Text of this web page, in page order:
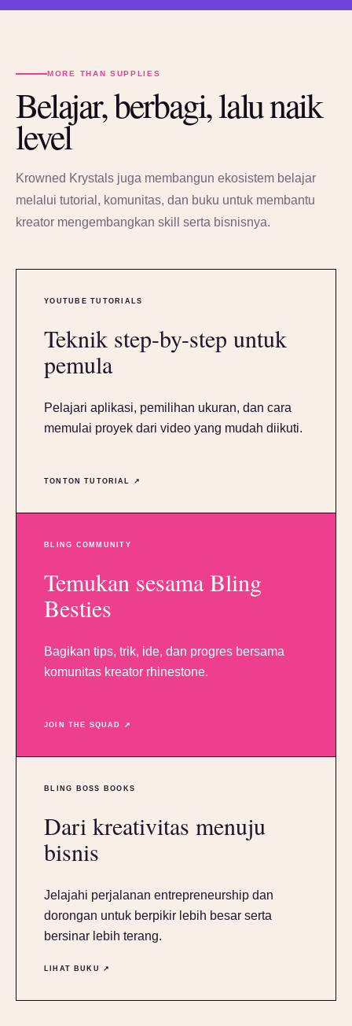
MORE THAN SUPPLIES
Belajar, berbagi, lalu naik
level
Krowned Krystals juga membangun ekosistem belajar
melalui tutorial, komunitas, dan buku untuk membantu
kreator mengembangkan skill serta bisnisnya.
YOUTUBE TUTORIALS
Teknik step-by-step untuk
pemula
Pelajari aplikasi, pemilihan ukuran, dan cara
memulai proyek dari video yang mudah diikuti.
TONTON TUTORIAL ↗
BLING COMMUNITY
Temukan sesama Bling
Besties
Bagikan tips, trik, ide, dan progres bersama
komunitas kreator rhinestone.
JOIN THE SQUAD ↗
BLING BOSS BOOKS
Dari kreativitas menuju
bisnis
Jelajahi perjalanan entrepreneurship dan
dorongan untuk berpikir lebih besar serta
bersinar lebih terang.
LIHAT BUKU ↗